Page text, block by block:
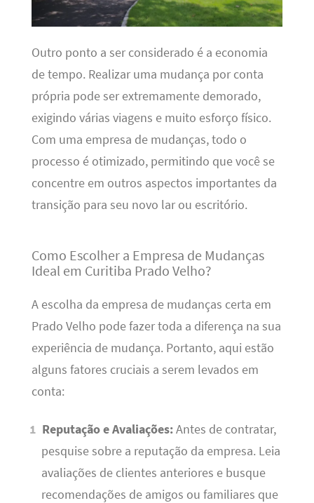
Outro ponto a ser considerado é a economia
de tempo. Realizar uma mudança por conta
própria pode ser extremamente demorado,
exigindo várias viagens e muito esforço físico.
Com uma empresa de mudanças, todo o
processo é otimizado, permitindo que você se
concentre em outros aspectos importantes da
transição para seu novo lar ou escritório.
Como Escolher a Empresa de Mudanças
Ideal em Curitiba Prado Velho?
A escolha da empresa de mudanças certa em
Prado Velho pode fazer toda a diferença na sua
experiência de mudança. Portanto, aqui estão
alguns fatores cruciais a serem levados em
conta:
Reputação e Avaliações:Antes de contratar,
pesquise sobre a reputação da empresa. Leia
avaliações de clientes anteriores e busque
recomendações de amigos ou familiares que